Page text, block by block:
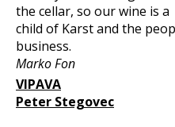
the cellar, so our wine is a
child of Karst and the
business.
Marko Fon
VIPAVA
Peter Stegovec